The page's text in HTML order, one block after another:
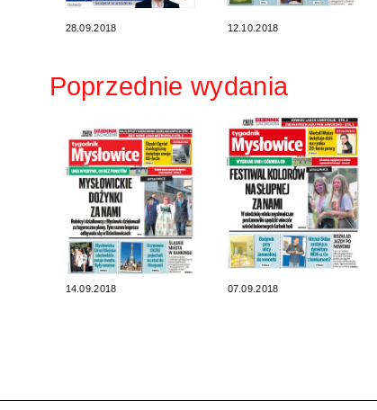
28.09.2018 12.10.2018
Poprzednie wydania
14.09.2018 07.09.2018